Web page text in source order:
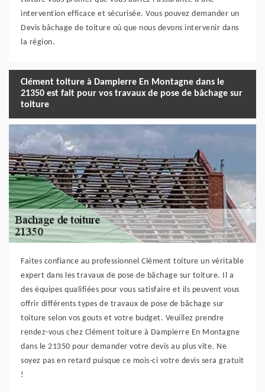
intervention efficace et sécurisée. Vous pouvez demander un
Devis bâchage de toiture où que nous devons intervenir dans
la région.
Clément toiture à Dampierre En Montagne dans le
21350 est fait pour vos travaux de pose de bâchage sur
toiture
Faites confiance au professionnel Clément toiture un véritable
expert dans les travaux de pose de bâchage sur toiture. Il a
des équipes qualifiées pour vous satisfaire et ils peuvent vous
offrir différents types de travaux de pose de bâchage sur
toiture selon vos gouts et votre budget. Veuillez prendre
rendez-vous chez Clément toiture à Dampierre En Montagne
dans le 21350 pour demander votre devis au plus vite. Ne
soyez pas en retard puisque ce mois-ci votre devis sera gratuit
!